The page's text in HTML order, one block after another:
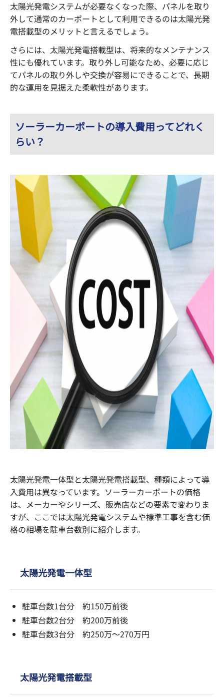
太陽光発電システムが必要なくなった際、パネルを取り
外して通常のカーポートとして利用できるのは太陽光発
電搭載型のメリットと言えるでしょう。
さらには、太陽光発電搭載型は、将来的なメンテナンス
性にも優れています。取り外し可能なため、必要に応じ
てパネルの取り外しや交換が容易にできることで、長期
的な運用を見据えた柔軟性があります。
ソーラーカーポートの導入費用ってどれく
らい？
太陽光発電一体型と太陽光発電搭載型、種類によって導
入費用は異なっています。ソーラーカーポートの価格
は、メーカーやシリーズ、販売店などの要素で変わりま
すが、ここでは太陽光発電システムや標準工事を含む価
格の相場を駐車台数別に紹介します。
太陽光発電一体型
駐車台数1台分 約150万前後
駐車台数2台分 約200万前後
駐車台数3台分 約250万～270万円
太陽光発電搭載型